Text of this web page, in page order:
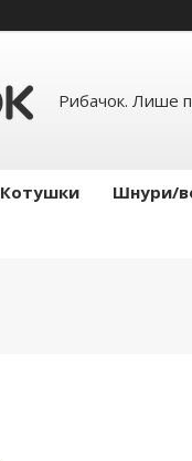
Рибачок. Лише
Котушки Шнури/